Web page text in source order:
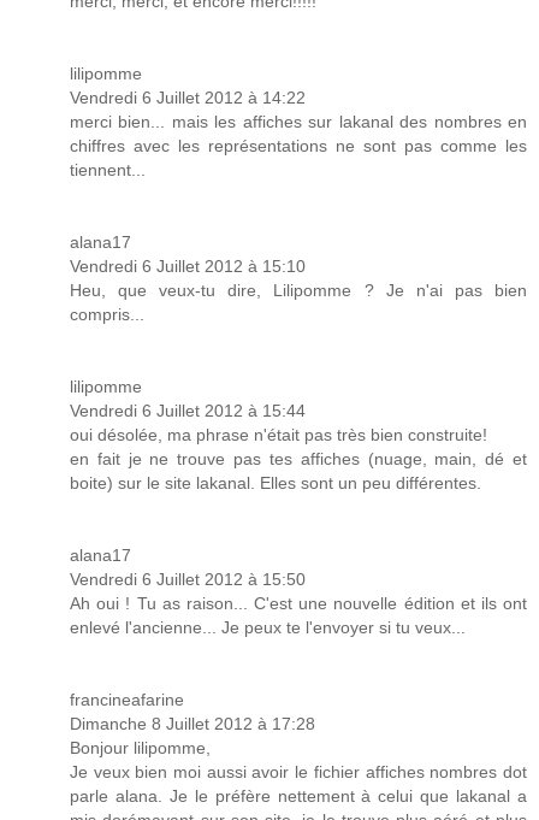
lilipomme
Vendredi 6 Juillet 2012 à 14:22
merci bien... mais les affiches sur lakanal des nombres en
chiffres avec les représentations ne sont pas comme les
tiennent...
alana17
Vendredi 6 Juillet 2012 à 15:10
Heu, que veux-tu dire, Lilipomme ? Je n'ai pas bien
compris...
lilipomme
Vendredi 6 Juillet 2012 à 15:44
oui désolée, ma phrase n'était pas très bien construite!
en fait je ne trouve pas tes affiches (nuage, main, dé et
boite) sur le site lakanal. Elles sont un peu différentes.
alana17
Vendredi 6 Juillet 2012 à 15:50
Ah oui ! Tu as raison... C'est une nouvelle édition et ils ont
enlevé l'ancienne... Je peux te l'envoyer si tu veux...
francineafarine
Dimanche 8 Juillet 2012 à 17:28
Bonjour lilipomme,
Je veux bien moi aussi avoir le fichier affiches nombres dot
parle alana. Je le préfère nettement à celui que lakanal a